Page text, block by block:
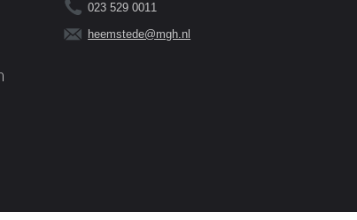
023 529 0011
heemstede@mgh.nl